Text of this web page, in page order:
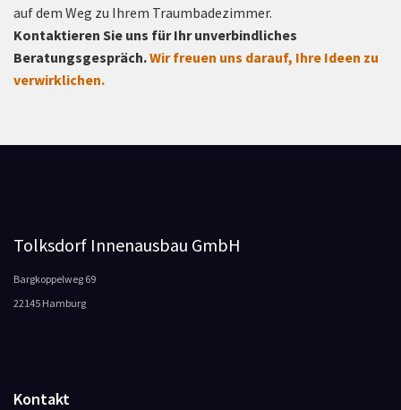
auf dem Weg zu Ihrem Traumbadezimmer.
Kontaktieren Sie uns für Ihr unverbindliches
Beratungsgespräch.Wir freuen uns darauf, Ihre Ideen zu
verwirklichen.
Tolksdorf Innenausbau GmbH
Bargkoppelweg 69
22145 Hamburg
Kontakt